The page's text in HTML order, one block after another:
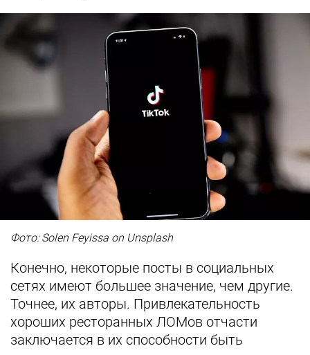
Фото: Solen Feyissa on Unsplash
Конечно, некоторые посты в социальных
сетях имеют большее значение, чем другие.
Точнее, их авторы. Привлекательность
хороших ресторанных ЛОМов отчасти
заключается в их способности быть